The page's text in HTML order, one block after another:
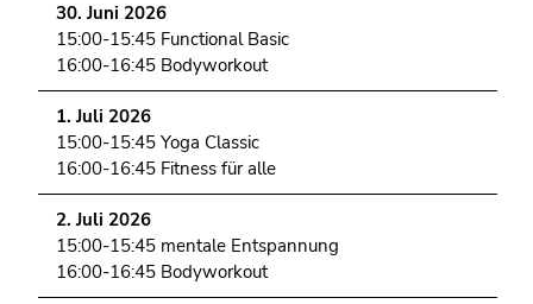
30. Juni 2026
15:00-15:45 Functional Basic
16:00-16:45 Bodyworkout
1. Juli 2026
15:00-15:45 Yoga Classic
16:00-16:45 Fitness für alle
2. Juli 2026
15:00-15:45 mentale Entspannung
16:00-16:45 Bodyworkout